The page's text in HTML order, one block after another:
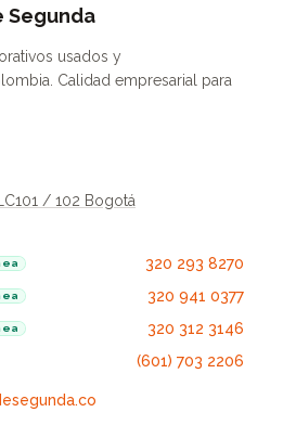
Segunda
usados y
Calidad empresarial para
/ 102 Bogotá
320 293 8270
320 941 0377
320 312 3146
(601) 703 2206